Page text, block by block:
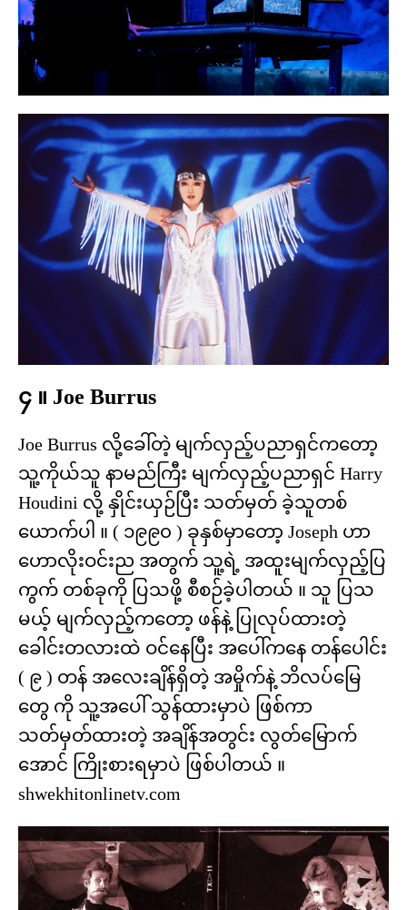
၄ ။ Joe Burrus
Joe Burrus လို့ခေါ်တဲ့ မျက်လှည့်ပညာရှင်ကတော့
သူ့ကိုယ်သူ နာမည်ကြီး မျက်လှည့်ပညာရှင် Harry
Houdini လို့ နှိုင်းယှဉ်ပြီး သတ်မှတ် ခဲ့သူတစ်
ယောက်ပါ ။ ( ၁၉၉၀ ) ခုနှစ်မှာတော့ Joseph ဟာ
ဟောလိုးဝင်းည အတွက် သူ့ရဲ့ အထူးမျက်လှည့်ပြ
ကွက် တစ်ခုကို ပြသဖို့ စီစဉ်ခဲ့ပါတယ် ။ သူ ပြသ
မယ့် မျက်လှည့်ကတော့ ဖန်နဲ့ ပြုလုပ်ထားတဲ့
ခေါင်းတလားထဲ ဝင်နေပြီး အပေါ်ကနေ တန်ပေါင်း
( ၉ ) တန် အလေးချိန်ရှိတဲ့ အမှိုက်နဲ့ ဘိလပ်မြေ
တွေ ကို သူ့အပေါ် သွန်ထားမှာပဲ ဖြစ်ကာ
သတ်မှတ်ထားတဲ့ အချိန်အတွင်း လွတ်မြောက်
အောင် ကြိုးစားရမှာပဲ ဖြစ်ပါတယ် ။
shwekhitonlinetv.com